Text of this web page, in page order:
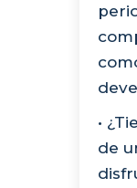
•
de